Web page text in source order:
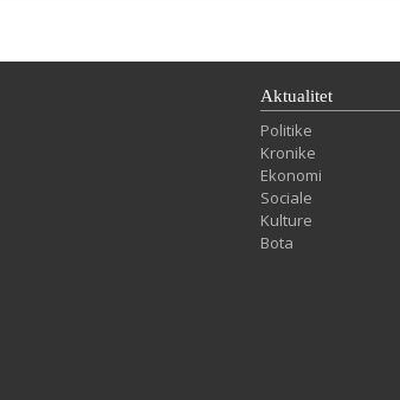
Aktualitet
Politike
Kronike
Ekonomi
Sociale
Kulture
Bota